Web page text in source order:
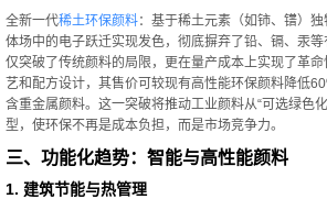
全新一代稀土环保颜料：基于稀土元素（如铈、镨）
体场中的电子跃迁实现发色，彻底摒弃了铅、镉、汞
仅突破了传统颜料的局限，更在量产成本上实现了革
艺和配方设计，其售价可较现有高性能环保颜料降低
含重金属颜料。这一突破将推动工业颜料从“可选绿色
型，使环保不再是成本负担，而是市场竞争力。
三、功能化趋势：智能与高性能颜料
1. 建筑节能与热管理